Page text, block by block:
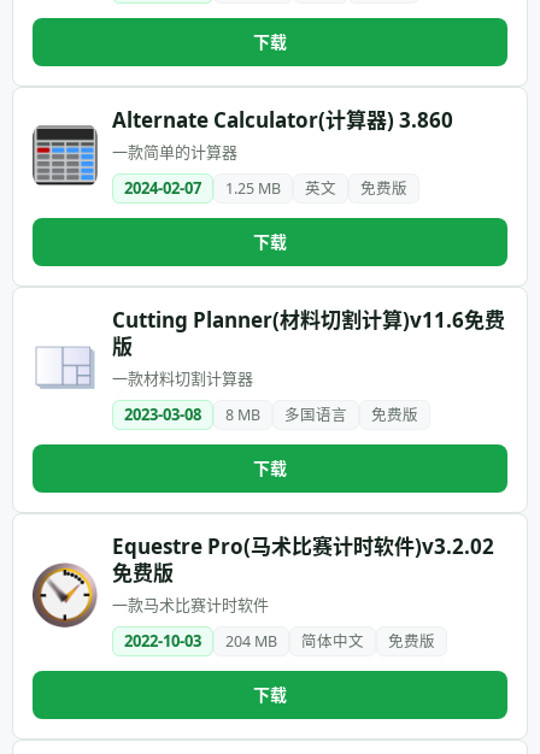
下载
Alternate Calculator(计算器) 3.860
一款简单的计算器
2024-02-07
1.25 MB 英文 免费版
下载
Cutting Planner(材料切割计算)v11.6免费
版
一款材料切割计算器
2023-03-08
8 MB 多国语言 免费版
下载
Equestre Pro(马术比赛计时软件)v3.2.02
免费版
一款马术比赛计时软件
2022-10-03
204 MB 简体中文 免费版
下载